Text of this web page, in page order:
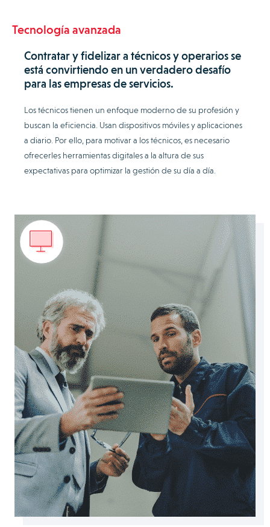
Tecnología avanzada
Contratar y fidelizar a técnicos y operarios se
está convirtiendo en un verdadero desafío
para las empresas de servicios.
Los técnicos tienen un enfoque moderno de su profesión y
buscan la eficiencia. Usan dispositivos móviles y aplicaciones
a diario. Por ello, para motivar a los técnicos, es necesario
ofrecerles herramientas digitales a la altura de sus
expectativas para optimizar la gestión de su día a día.